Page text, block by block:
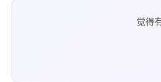
觉得